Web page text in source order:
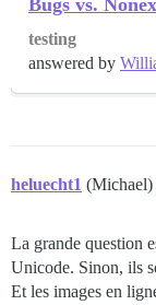
Bugs vs.
testing
answered by
heluecht1 (Michael)
La grande question
Unicode. Sinon, ils
Et les images en